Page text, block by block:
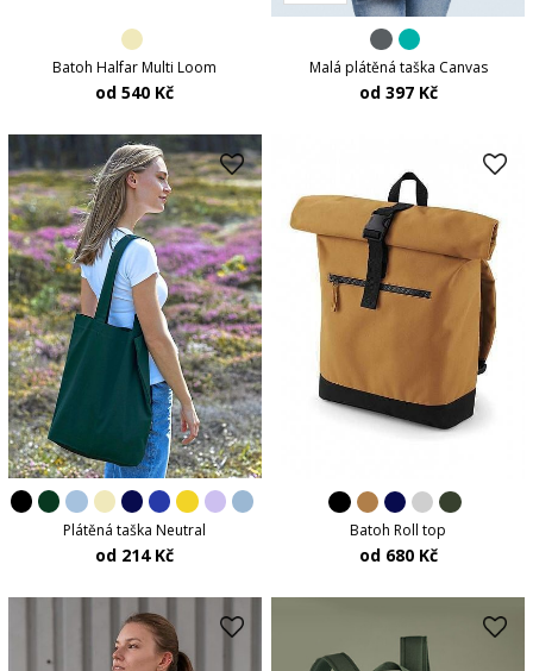
Batoh Halfar Multi Loom
od 540 Kč
Malá plátěná taška Canvas
od 397 Kč
Plátěná taška Neutral
od 214 Kč
Batoh Roll top
od 680 Kč